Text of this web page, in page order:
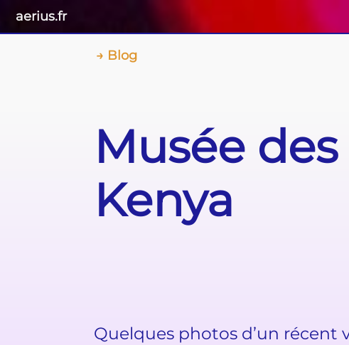
aerius.fr
Blog
Musée
Kenya
Quelques photos d’un récent